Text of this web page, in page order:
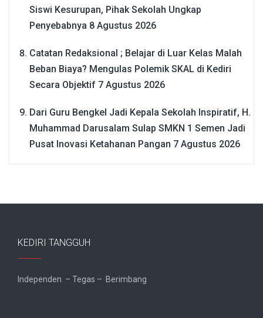
Siswi Kesurupan, Pihak Sekolah Ungkap
Penyebabnya 8 Agustus 2026
Catatan Redaksional ; Belajar di Luar Kelas Malah
Beban Biaya? Mengulas Polemik SKAL di Kediri
Secara Objektif 7 Agustus 2026
Dari Guru Bengkel Jadi Kepala Sekolah Inspiratif, H.
Muhammad Darusalam Sulap SMKN 1 Semen Jadi
Pusat Inovasi Ketahanan Pangan 7 Agustus 2026
KEDIRI TANGGUH
Independen – Tegas – Berimbang